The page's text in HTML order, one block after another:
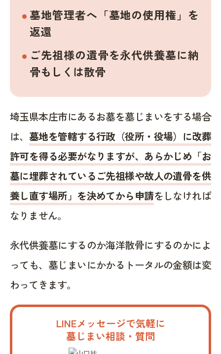
墓地管理者へ「墓地の使用権」を
返還
ご先祖様の遺骨を永代供養墓に納
骨もしくは散骨
埼玉県本庄市にあるお墓を墓じまいをする場合
は、 墓地を管轄する行政（役所・役場）に改葬
許可を得る必要がなりますが、あらかじめ「お
墓に埋葬されているご先祖様や故人の遺骨を供
養し直す場所」を決めてから申請をしなければ
なりません。
永代供養墓にするのか海洋散骨にするのかによ
っても、墓じまいにかかるトータルの金額は変
わってきます。
LINEメッセージで気軽に
墓じまい相談・質問